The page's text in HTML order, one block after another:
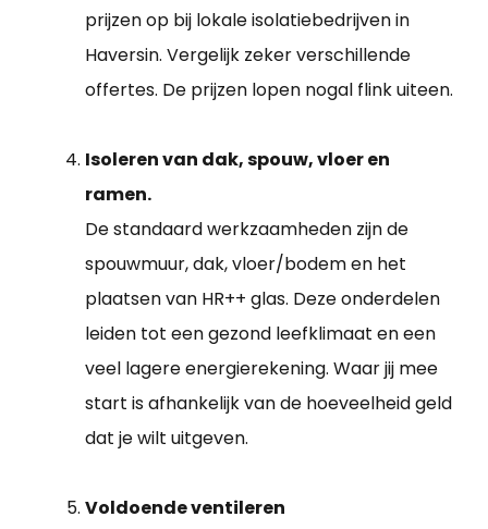
prijzen op bij lokale isolatiebedrijven in
Haversin. Vergelijk zeker verschillende
offertes. De prijzen lopen nogal flink uiteen.
Isoleren van dak, spouw, vloer en
ramen.
De standaard werkzaamheden zijn de
spouwmuur, dak, vloer/bodem en het
plaatsen van HR++ glas. Deze onderdelen
leiden tot een gezond leefklimaat en een
veel lagere energierekening. Waar jij mee
start is afhankelijk van de hoeveelheid geld
dat je wilt uitgeven.
Voldoende ventileren